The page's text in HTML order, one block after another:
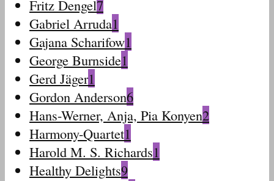
Fritz Dengel7
Gabriel Arruda1
Gajana Scharifow1
George Burnside1
Gerd Jäger1
Gordon Anderson6
Hans-Werner, Anja, Pia Konyen2
Harmony-Quartet1
Harold M. S. Richards1
Healthy Delights9